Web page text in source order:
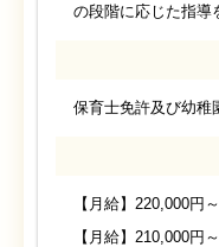
の段階に応じた指導
保育士免許及び幼稚
【月給】220,000円
【月給】210,000円